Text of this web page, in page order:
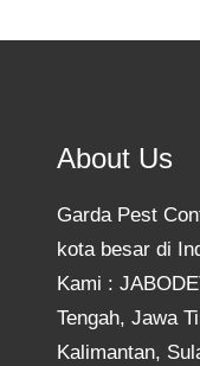
About Us
Garda Pest
kota besar di
Kami :
Tengah, Jawa
Kalimantan,